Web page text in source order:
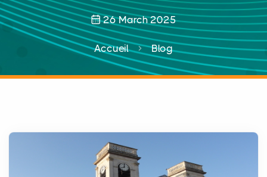
26 March 2025
Accueil Blog